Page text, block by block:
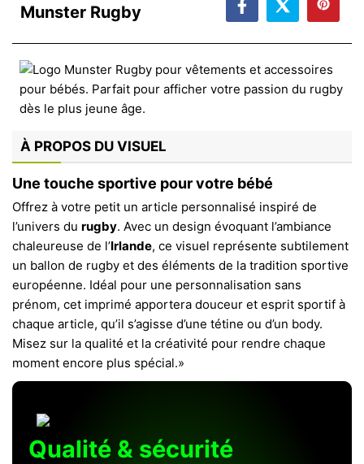
Munster Rugby
À PROPOS DU VISUEL
Une touche sportive pour votre bébé
Offrez à votre petit un article personnalisé inspiré de
l’univers du rugby. Avec un design évoquant l’ambiance
chaleureuse de l’Irlande, ce visuel représente subtilement
un ballon de rugby et des éléments de la tradition sportive
européenne. Idéal pour une personnalisation sans
prénom, cet imprimé apportera douceur et esprit sportif à
chaque article, qu’il s’agisse d’une tétine ou d’un body.
Misez sur la qualité et la créativité pour rendre chaque
moment encore plus spécial.»
Qualité & sécurité